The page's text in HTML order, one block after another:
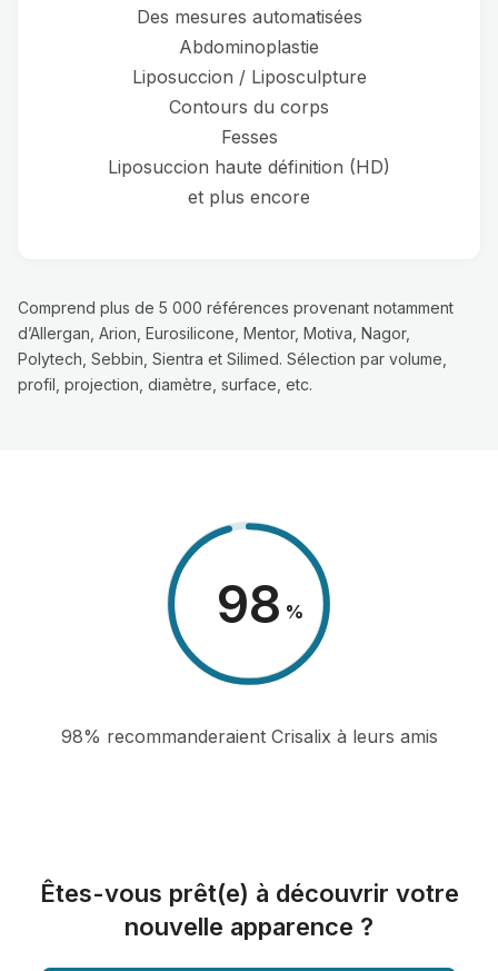
Des mesures automatisées
Abdominoplastie
Liposuccion / Liposculpture
Contours du corps
Fesses
Liposuccion haute définition (HD)
et plus encore
Comprend plus de 5 000 références provenant notamment
d’Allergan, Arion, Eurosilicone, Mentor, Motiva, Nagor,
Polytech, Sebbin, Sientra et Silimed. Sélection par volume,
profil, projection, diamètre, surface, etc.
98 %
98% recommanderaient Crisalix à leurs amis
Êtes-vous prêt(e) à découvrir votre
nouvelle apparence ?